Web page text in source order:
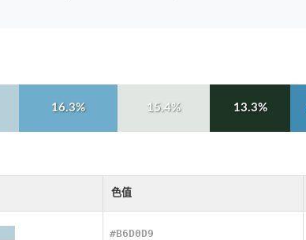
16.3% 15.4% 13.3%
色值
#B6D0D9